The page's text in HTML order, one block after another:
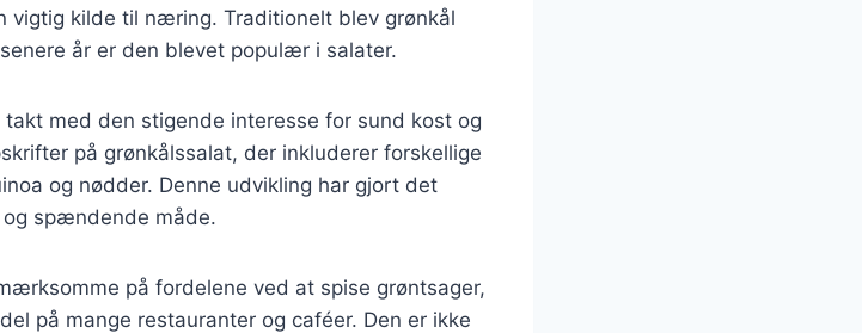
vigtig kilde til næring. Traditionelt blev grønkål
år er den blevet populær i salater.
med den stigende interesse for sund kost og
på grønkålssalat, der inkluderer forskellige
og nødder. Denne udvikling har gjort det
spændende måde.
på fordelene ved at spise grøntsager,
på mange restauranter og caféer. Den er ikke